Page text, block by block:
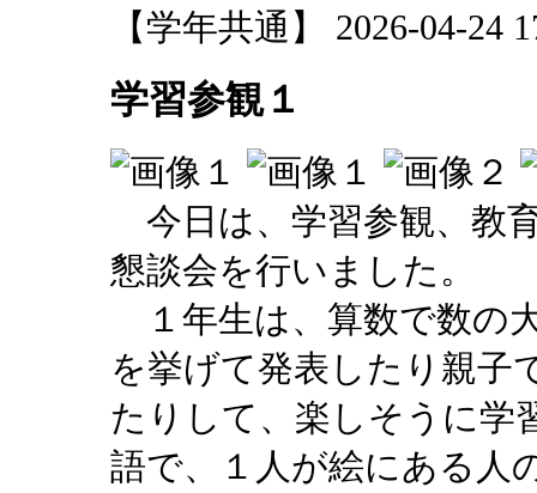
【学年共通】 2026-04-24
学習参観１
今日は、学習参観、教
懇談会を行いました。
１年生は、算数で数の
を挙げて発表したり親子
たりして、楽しそうに学
語で、１人が絵にある人